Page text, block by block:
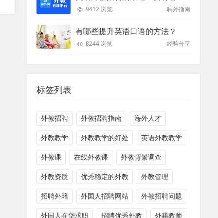
9412 浏览 聘外指南
有哪些提升英语口语的方法？
8244 浏览 经验分享
标签列表
外教招聘 外教招聘指南 海外人才
外教教学 外教教学的好处 英语外教教学
外教课 在线外教课 外教背景调查
外教资质 优秀稳定的外教 外教管理
招聘外籍 外国人招聘网站 外教招聘问题
外国人在华求职 招聘优秀外教 外籍教师